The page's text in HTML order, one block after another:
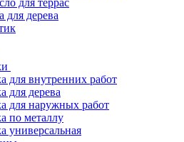
для террас
для дерева
для внутренних работ
для дерева
для наружных работ
по металлу
универсальная